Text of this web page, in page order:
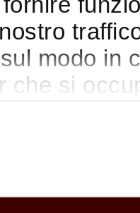
modo in
che si